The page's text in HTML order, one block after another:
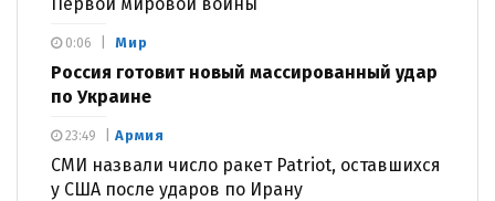
Первой мировой войны
Мир
Россия готовит новый массированный удар
по Украине
0:06
Армия
СМИ назвали число ракет Patriot, оставшихся
у США после ударов по Ирану
23:49